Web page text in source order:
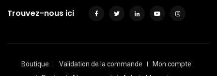
Trouvez-nous ici
Boutique Validation de la commande
Mon compte